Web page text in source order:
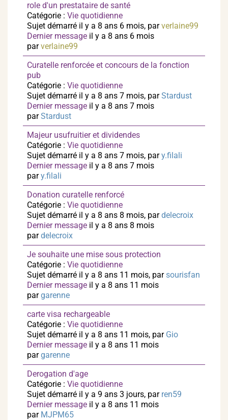
role d'un prestataire de santé
Catégorie : Vie quotidienne
Sujet démarré il y a 8 ans 6 mois, parverlaine99
Dernier message il y a 8 ans 6 mois
parverlaine99
Curatelle renforcée et concours de la fonction
pub
Catégorie : Vie quotidienne
Sujet démarré il y a 8 ans 7 mois, parStardust
Dernier message il y a 8 ans 7 mois
parStardust
Majeur usufruitier et dividendes
Catégorie : Vie quotidienne
Sujet démarré il y a 8 ans 7 mois, pary.filali
Dernier message il y a 8 ans 7 mois
pary.filali
Donation curatelle renforcé
Catégorie : Vie quotidienne
Sujet démarré il y a 8 ans 8 mois, pardelecroix
Dernier message il y a 8 ans 8 mois
pardelecroix
Je souhaite une mise sous protection
Catégorie : Vie quotidienne
Sujet démarré il y a 8 ans 11 mois, parsourisfan
Dernier message il y a 8 ans 11 mois
pargarenne
carte visa rechargeable
Catégorie : Vie quotidienne
Sujet démarré il y a 8 ans 11 mois, par Gio
Dernier message il y a 8 ans 11 mois
pargarenne
Derogation d'age
Catégorie : Vie quotidienne
Sujet démarré il y a 9 ans 3 jours, par ren59
Dernier message il y a 8 ans 11 mois
par MJPM65